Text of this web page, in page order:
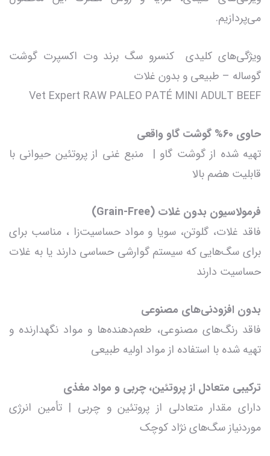
می‌پردازیم.
ویژگی‌های کلیدی کنسرو سگ برند وت اکسپرت گوشت
گوساله – طبیعی و بدون غلات
Vet Expert RAW PALEO PATÉ MINI ADULT BEEF
حاوی 60% گوشت گاو واقعی
تهیه شده از گوشت گاو | منبع غنی از پروتئین حیوانی با
قابلیت هضم بالا
فرمولاسیون بدون غلات (Grain-Free)
فاقد غلات، گلوتن، سویا و مواد حساسیت‌زا ، مناسب برای
برای سگ‌هایی که سیستم گوارشی حساسی دارند یا به غلات
حساسیت دارند
بدون افزودنی‌های مصنوعی
فاقد رنگ‌های مصنوعی، طعم‌دهنده‌ها و مواد نگهدارنده و
تهیه شده با استفاده از مواد اولیه طبیعی
ترکیبی متعادل از پروتئین، چربی و مواد مغذی
دارای مقدار متعادلی از پروتئین و چربی | تأمین انرژی
موردنیاز سگ‌های نژاد کوچک